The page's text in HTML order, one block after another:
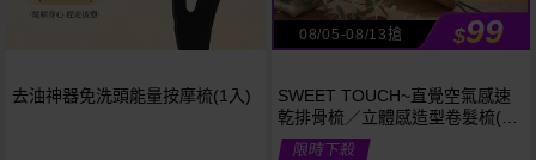
去油神器免洗頭能量按摩梳(1入)
08/05-08/13搶 $99
SWEET TOUCH~直覺空氣感速
乾排骨梳／立體感造型卷髮梳(1
支入) 款式可選
限時下殺